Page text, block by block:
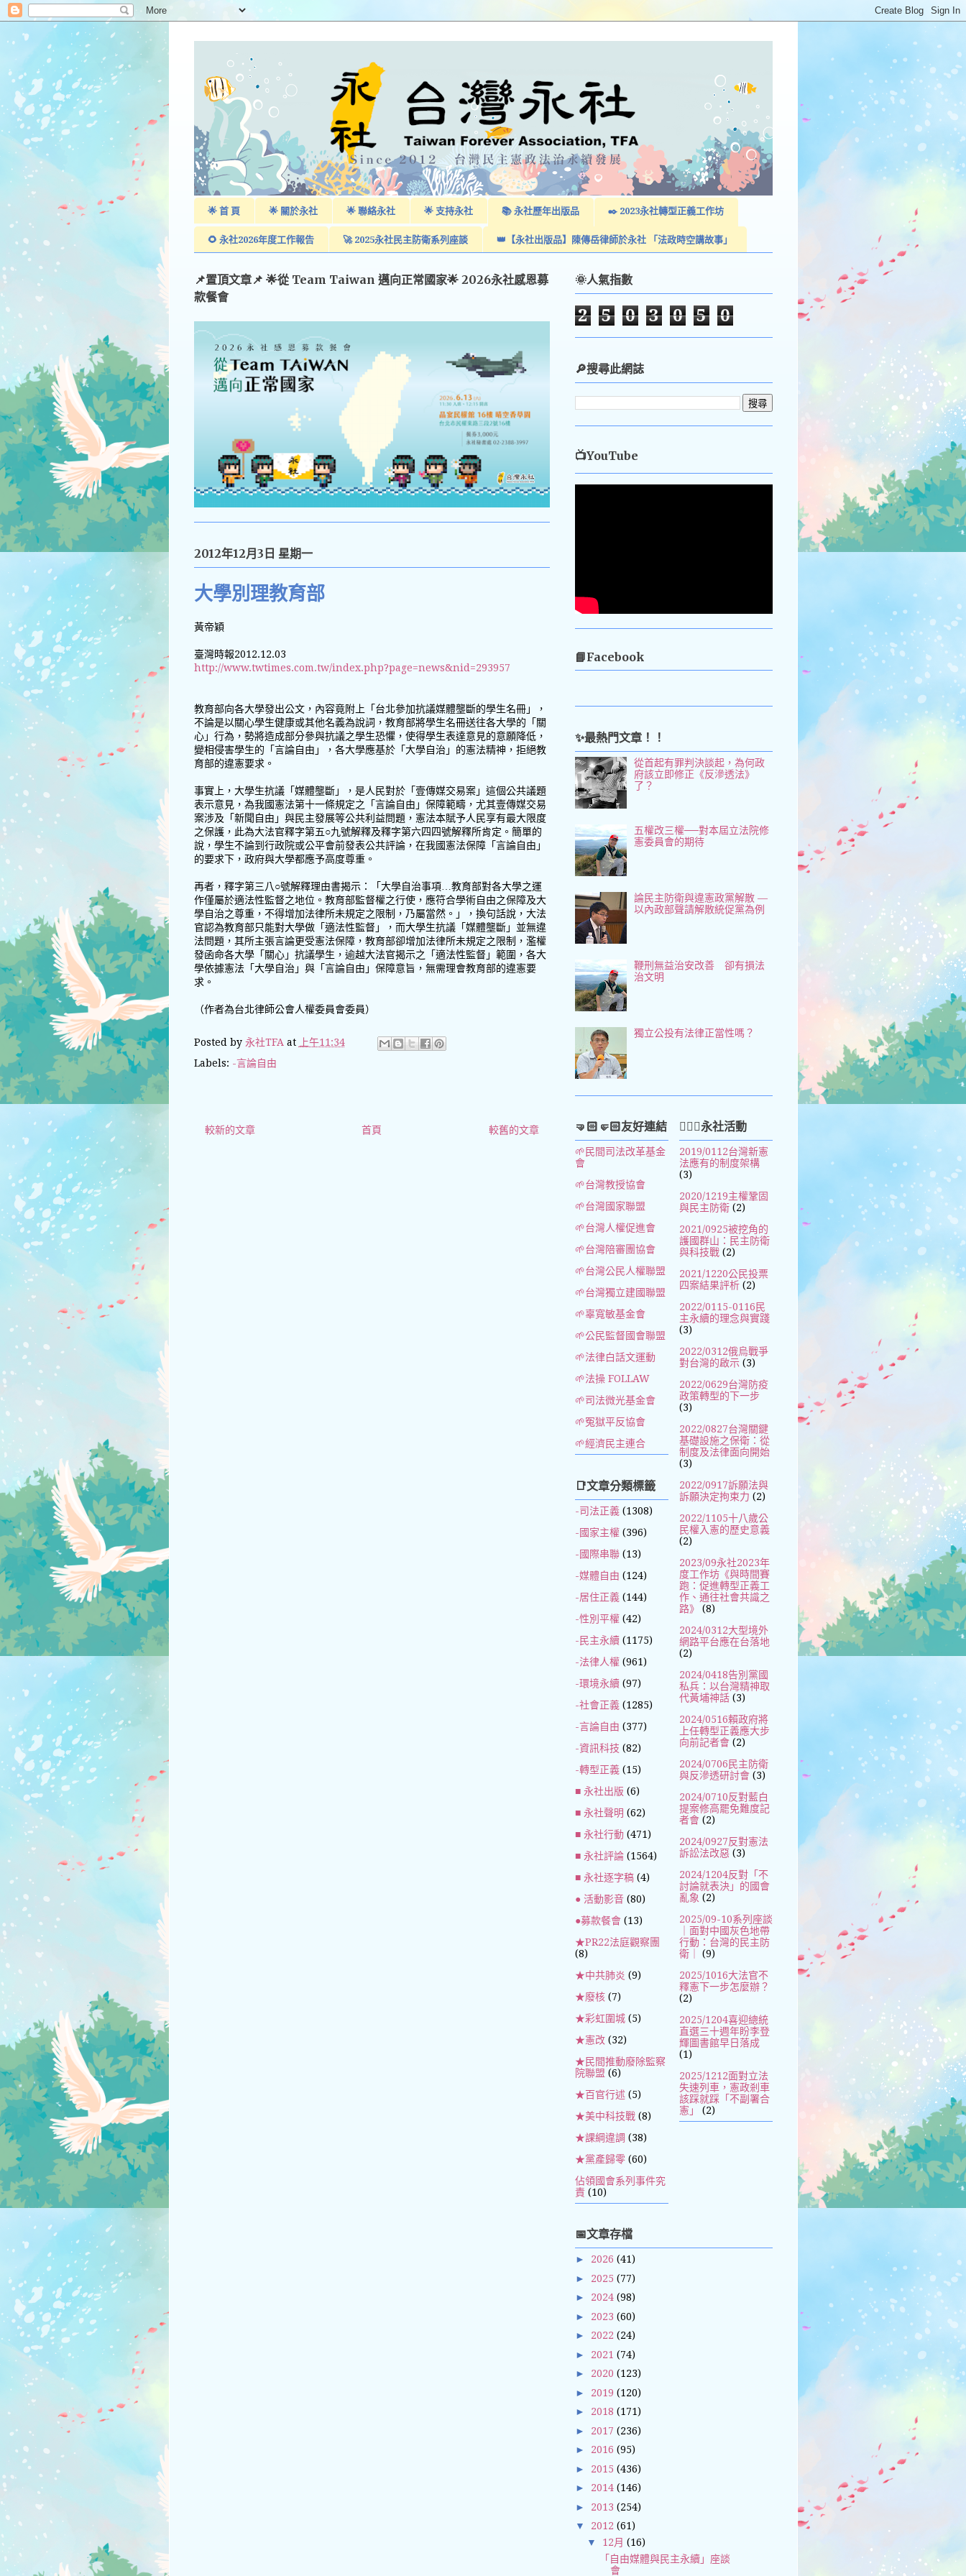
🌟 首 頁 🌟 關於永社 🌟 聯絡永社 🌟 支持永社 📚 永社歷年出版品 ✒️ 2023永社轉型正義工作坊
🌻 永社2026年度工作報告 🚀 2025永社民主防衛系列座談 👑【永社出版品】陳傳岳律師於永社 「法政時空講故事」
📌置頂文章📌 🌟從 Team Taiwan 邁向正常國家🌟 2026永社感恩募
款餐會
2012年12月3日 星期一
大學別理教育部
黃帝穎
臺灣時報2012.12.03
http://www.twtimes.com.tw/index.php?page=news&nid=293957
教育部向各大學發出公文，內容竟附上「台北參加抗議媒體壟斷的學生名冊」，
不論是以關心學生健康或其他名義為說詞，教育部將學生名冊送往各大學的「關
心」行為，勢將造成部分參與抗議之學生恐懼，使得學生表達意見的意願降低，
變相侵害學生的「言論自由」，各大學應基於「大學自治」的憲法精神，拒絕教
育部的違憲要求。
事實上，大學生抗議「媒體壟斷」，是人民對於「壹傳媒交易案」這個公共議題
表示意見，為我國憲法第十一條規定之「言論自由」保障範疇，尤其壹傳媒交易
案涉及「新聞自由」與民主發展等公共利益問題，憲法本賦予人民享有最大限度
之保護，此為大法官釋字第五○九號解釋及釋字第六四四號解釋所肯定。簡單的
說，學生不論到行政院或公平會前發表公共評論，在我國憲法保障「言論自由」
的要求下，政府與大學都應予高度尊重。
再者，釋字第三八○號解釋理由書揭示：「大學自治事項…教育部對各大學之運
作僅屬於適法性監督之地位。教育部監督權之行使，應符合學術自由之保障及大
學自治之尊重，不得增加法律所未規定之限制，乃屬當然。」，換句話說，大法
官認為教育部只能對大學做「適法性監督」，而大學生抗議「媒體壟斷」並無違
法問題，其所主張言論更受憲法保障，教育部卻增加法律所未規定之限制，濫權
發函命各大學「關心」抗議學生，逾越大法官揭示之「適法性監督」範圍，各大
學依據憲法「大學自治」與「言論自由」保障意旨，無需理會教育部的違憲要
求。
（作者為台北律師公會人權委員會委員）
Posted by 永社TFA at
上午11:34
Labels: -言論自由
較新的文章 較舊的文章
首頁
🌞人氣指數
2 5 0 3 0 5 0
🔎搜尋此網誌
📺YouTube
📘Facebook
✨最熱門文章！！
從首起有罪判決談起，為何政
府該立即修正《反滲透法》
了？
五權改三權──對本屆立法院修
憲委員會的期待
論民主防衛與違憲政黨解散 —
以內政部聲請解散統促黨為例
鞭刑無益治安改善 卻有損法
治文明
獨立公投有法律正當性嗎？
🤜🏻🤛🏻友好連結
🌱民間司法改革基金
會
🌱台灣教授協會
🌱台灣國家聯盟
🌱台灣人權促進會
🌱台灣陪審團協會
🌱台灣公民人權聯盟
🌱台灣獨立建國聯盟
🌱辜寬敏基金會
🌱公民監督國會聯盟
🌱法律白話文運動
🌱法操 FOLLAW
🌱司法微光基金會
🌱冤獄平反協會
🌱經濟民主連合
📑文章分類標籤
-司法正義 (1308)
-國家主權 (396)
-國際串聯 (13)
-媒體自由 (124)
-居住正義 (144)
-性別平權 (42)
-民主永續 (1175)
-法律人權 (961)
-環境永續 (97)
-社會正義 (1285)
-言論自由 (377)
-資訊科技 (82)
-轉型正義 (15)
■ 永社出版 (6)
■ 永社聲明 (62)
■ 永社行動 (471)
■ 永社評論 (1564)
■ 永社逐字稿 (4)
● 活動影音 (80)
●募款餐會 (13)
★PR22法庭觀察團
(8)
★中共肺炎 (9)
★廢核 (7)
★彩虹圍城 (5)
★憲改 (32)
★民間推動廢除監察
院聯盟 (6)
★百官行述 (5)
★美中科技戰 (8)
★課綱違調 (38)
★黨產歸零 (60)
佔領國會系列事件究
責 (10)
🧚🏻‍♀️永社活動
2019/0112台灣新憲
法應有的制度架構
(3)
2020/1219主權鞏固
與民主防衛 (2)
2021/0925被挖角的
護國群山：民主防衛
與科技戰 (2)
2021/1220公民投票
四案結果評析 (2)
2022/0115-0116民
主永續的理念與實踐
(3)
2022/0312俄烏戰爭
對台灣的啟示 (3)
2022/0629台灣防疫
政策轉型的下一步
(3)
2022/0827台灣關鍵
基礎設施之保衛：從
制度及法律面向開始
(3)
2022/0917訴願法與
訴願決定拘束力 (2)
2022/1105十八歲公
民權入憲的歷史意義
(2)
2023/09永社2023年
度工作坊《與時間賽
跑：促進轉型正義工
作、通往社會共識之
路》
(8)
2024/0312大型境外
網路平台應在台落地
(2)
2024/0418告別黨國
私兵：以台灣精神取
代黃埔神話 (3)
2024/0516賴政府將
上任轉型正義應大步
向前記者會 (2)
2024/0706民主防衛
與反滲透研討會 (3)
2024/0710反對藍白
提案修高罷免難度記
者會 (2)
2024/0927反對憲法
訴訟法改惡 (3)
2024/1204反對「不
討論就表決」的國會
亂象 (2)
2025/09-10系列座談
｜面對中國灰色地帶
行動：台灣的民主防
衛｜
(9)
2025/1016大法官不
釋憲下一步怎麼辦？
(2)
2025/1204喜迎總統
直選三十週年盼李登
輝圖書館早日落成
(1)
2025/1212面對立法
失速列車，憲政剎車
該踩就踩「不副署合
憲」
(2)
📅文章存檔
► 2026 (41)
► 2025 (77)
► 2024 (98)
► 2023 (60)
► 2022 (24)
► 2021 (74)
► 2020 (123)
► 2019 (120)
► 2018 (171)
► 2017 (236)
► 2016 (95)
► 2015 (436)
► 2014 (146)
► 2013 (254)
▼ 2012 (61)
▼ 12月(16)
「自由媒體與民主永續」座談
會